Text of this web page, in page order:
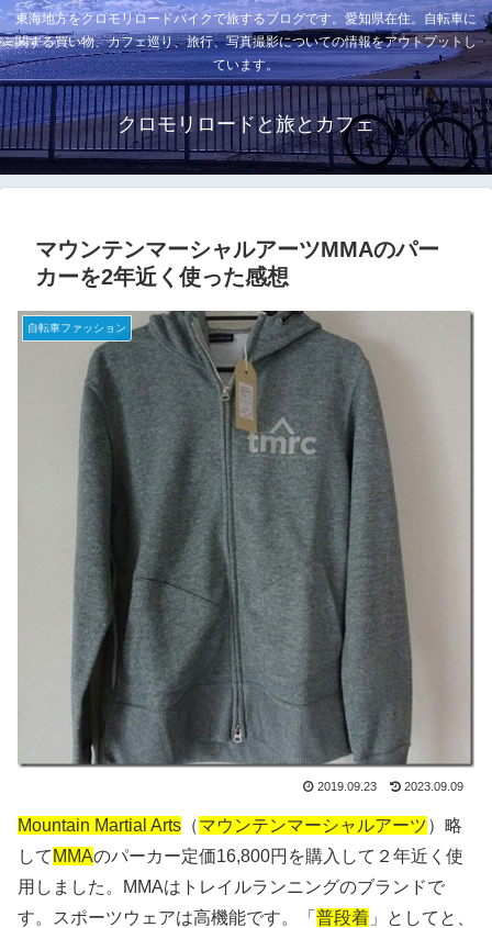
東海地方をクロモリロードバイクで旅するブログです。愛知県在住。自転車に
関する買い物、カフェ巡り、旅行、写真撮影についての情報をアウトプットし
ています。
クロモリロードと旅とカフェ
マウンテンマーシャルアーツMMAのパー
カーを2年近く使った感想
自転車ファッション
2019.09.23 2023.09.09
Mountain Martial Arts （マウンテンマーシャルアーツ）略
して MMAのパーカー定価16,800円を購入して２年近く使
用しました。MMAはトレイルランニングのブランドで
す。スポーツウェアは高機能です。「 普段着 」としてと、